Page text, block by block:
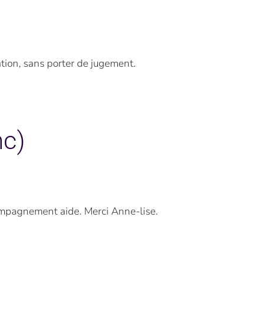
sans porter de jugement.
aide. Merci Anne-lise.